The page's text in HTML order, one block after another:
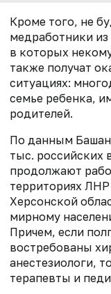
Кроме того, не
медработники
в которых
также получат
ситуациях:
семье ребенка,
родителей.
По данным
тыс. российских
продолжают
территориях
Херсонской
мирному
Причем, если
востребованы
анестезиологи,
терапевты и